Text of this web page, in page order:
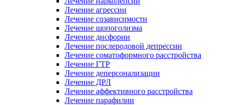
Лечение агрессии
Лечение созависимости
Лечение шопоголизма
Лечение дисфории
Лечение послеродовой депрессии
Лечение соматоформного расстройства
Лечение ГТР
Лечение деперсонализации
Лечение ДРЛ
Лечение аффективного расстройства
Лечение парафилии